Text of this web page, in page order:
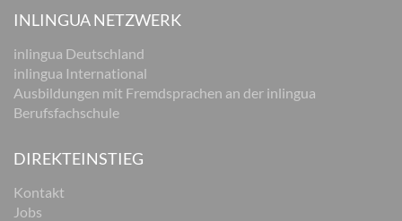
INLINGUA NETZWERK
inlingua Deutschland
inlingua International
Ausbildungen mit Fremdsprachen an der inlingua
Berufsfachschule
DIREKTEINSTIEG
Kontakt
Jobs